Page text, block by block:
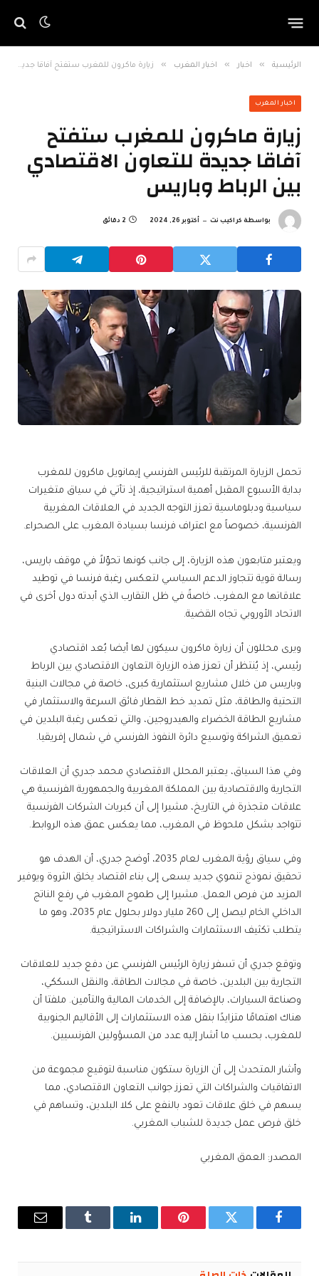
الرئيسية » اخبار » اخبار المغرب » زيارة ماكرون للمغرب ستفتح آفاقا جديدة للتعاون الاقتصادي بين الرباط وباريس
اخبار المغرب
زيارة ماكرون للمغرب ستفتح
آفاقا جديدة للتعاون الاقتصادي
بين الرباط وباريس
بواسطة كراكيب نت أكتوبر 26, 2024 2 دقائق
تحمل الزيارة المرتقبة للرئيس الفرنسي إيمانويل ماكرون للمغرب
بداية الأسبوع المقبل أهمية استراتيجية، إذ تأتي في سياق متغيرات
سياسية ودبلوماسية تعزز التوجه الجديد في العلاقات المغربية
الفرنسية، خصوصاً مع اعتراف فرنسا بسيادة المغرب على الصحراء.
ويعتبر متابعون هذه الزيارة، إلى جانب كونها تحوّلاً في موقف باريس،
رسالة قوية تتجاوز الدعم السياسي لتعكس رغبة فرنسا في توطيد
علاقاتها مع المغرب، خاصةً في ظل التقارب الذي أبدته دول أخرى في
الاتحاد الأوروبي تجاه القضية.
ويرى محللون أن زيارة ماكرون سيكون لها أيضا بُعد اقتصادي
رئيسي، إذ يُنتظر أن تعزز هذه الزيارة التعاون الاقتصادي بين الرباط
وباريس من خلال مشاريع استثمارية كبرى، خاصة في مجالات البنية
التحتية والطاقة، مثل تمديد خط القطار فائق السرعة والاستثمار في
مشاريع الطاقة الخضراء والهيدروجين، والتي تعكس رغبة البلدين في
تعميق الشراكة وتوسيع دائرة النفوذ الفرنسي في شمال إفريقيا.
وفي هذا السياق، يعتبر المحلل الاقتصادي محمد جدري أن العلاقات
التجارية والاقتصادية بين المملكة المغربية والجمهورية الفرنسية هي
علاقات متجذرة في التاريخ، مشيرا إلى أن كبريات الشركات الفرنسية
تتواجد بشكل ملحوظ في المغرب، مما يعكس عمق هذه الروابط.
وفي سياق رؤية المغرب لعام 2035، أوضح جدري، أن الهدف هو
تحقيق نموذج تنموي جديد يسعى إلى بناء اقتصاد يخلق الثروة ويوفير
المزيد من فرص العمل. مشيرا إلى طموح المغرب في رفع الناتج
الداخلي الخام ليصل إلى 260 مليار دولار بحلول عام 2035، وهو ما
يتطلب تكثيف الاستثمارات والشراكات الاستراتيجية.
وتوقع جدري أن تسفر زيارة الرئيس الفرنسي عن دفع جديد للعلاقات
التجارية بين البلدين، خاصة في مجالات الطاقة، والنقل السككي،
وصناعة السيارات، بالإضافة إلى الخدمات المالية والتأمين. ملفتا أن
هناك اهتمامًا متزايدًا بنقل هذه الاستثمارات إلى الأقاليم الجنوبية
للمغرب، بحسب ما أشار إليه عدد من المسؤولين الفرنسيين.
وأشار المتحدث إلى أن الزيارة ستكون مناسبة لتوقيع مجموعة من
الاتفاقيات والشراكات التي تعزز جوانب التعاون الاقتصادي، مما
يسهم في خلق علاقات تعود بالنفع على كلا البلدين، وتساهم في
خلق فرص عمل جديدة للشباب المغربي.
المصدر: العمق المغربي
فيسبوك تويتر بينتيريستلينكدإن Tumblr
البريد